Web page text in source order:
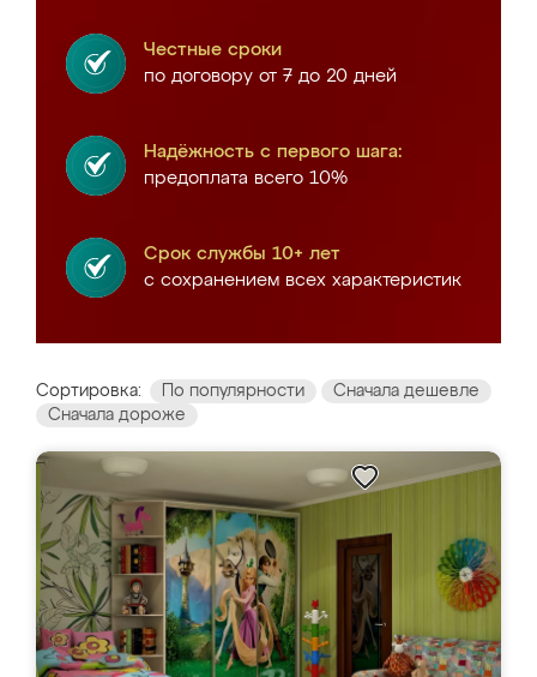
Честные сроки
по договору от 7 до 20 дней
Надёжность с первого шага:
предоплата всего 10%
Срок службы 10+ лет
с сохранением всех характеристик
Сортировка: По популярности
Сначала дешевле
Сначала дороже